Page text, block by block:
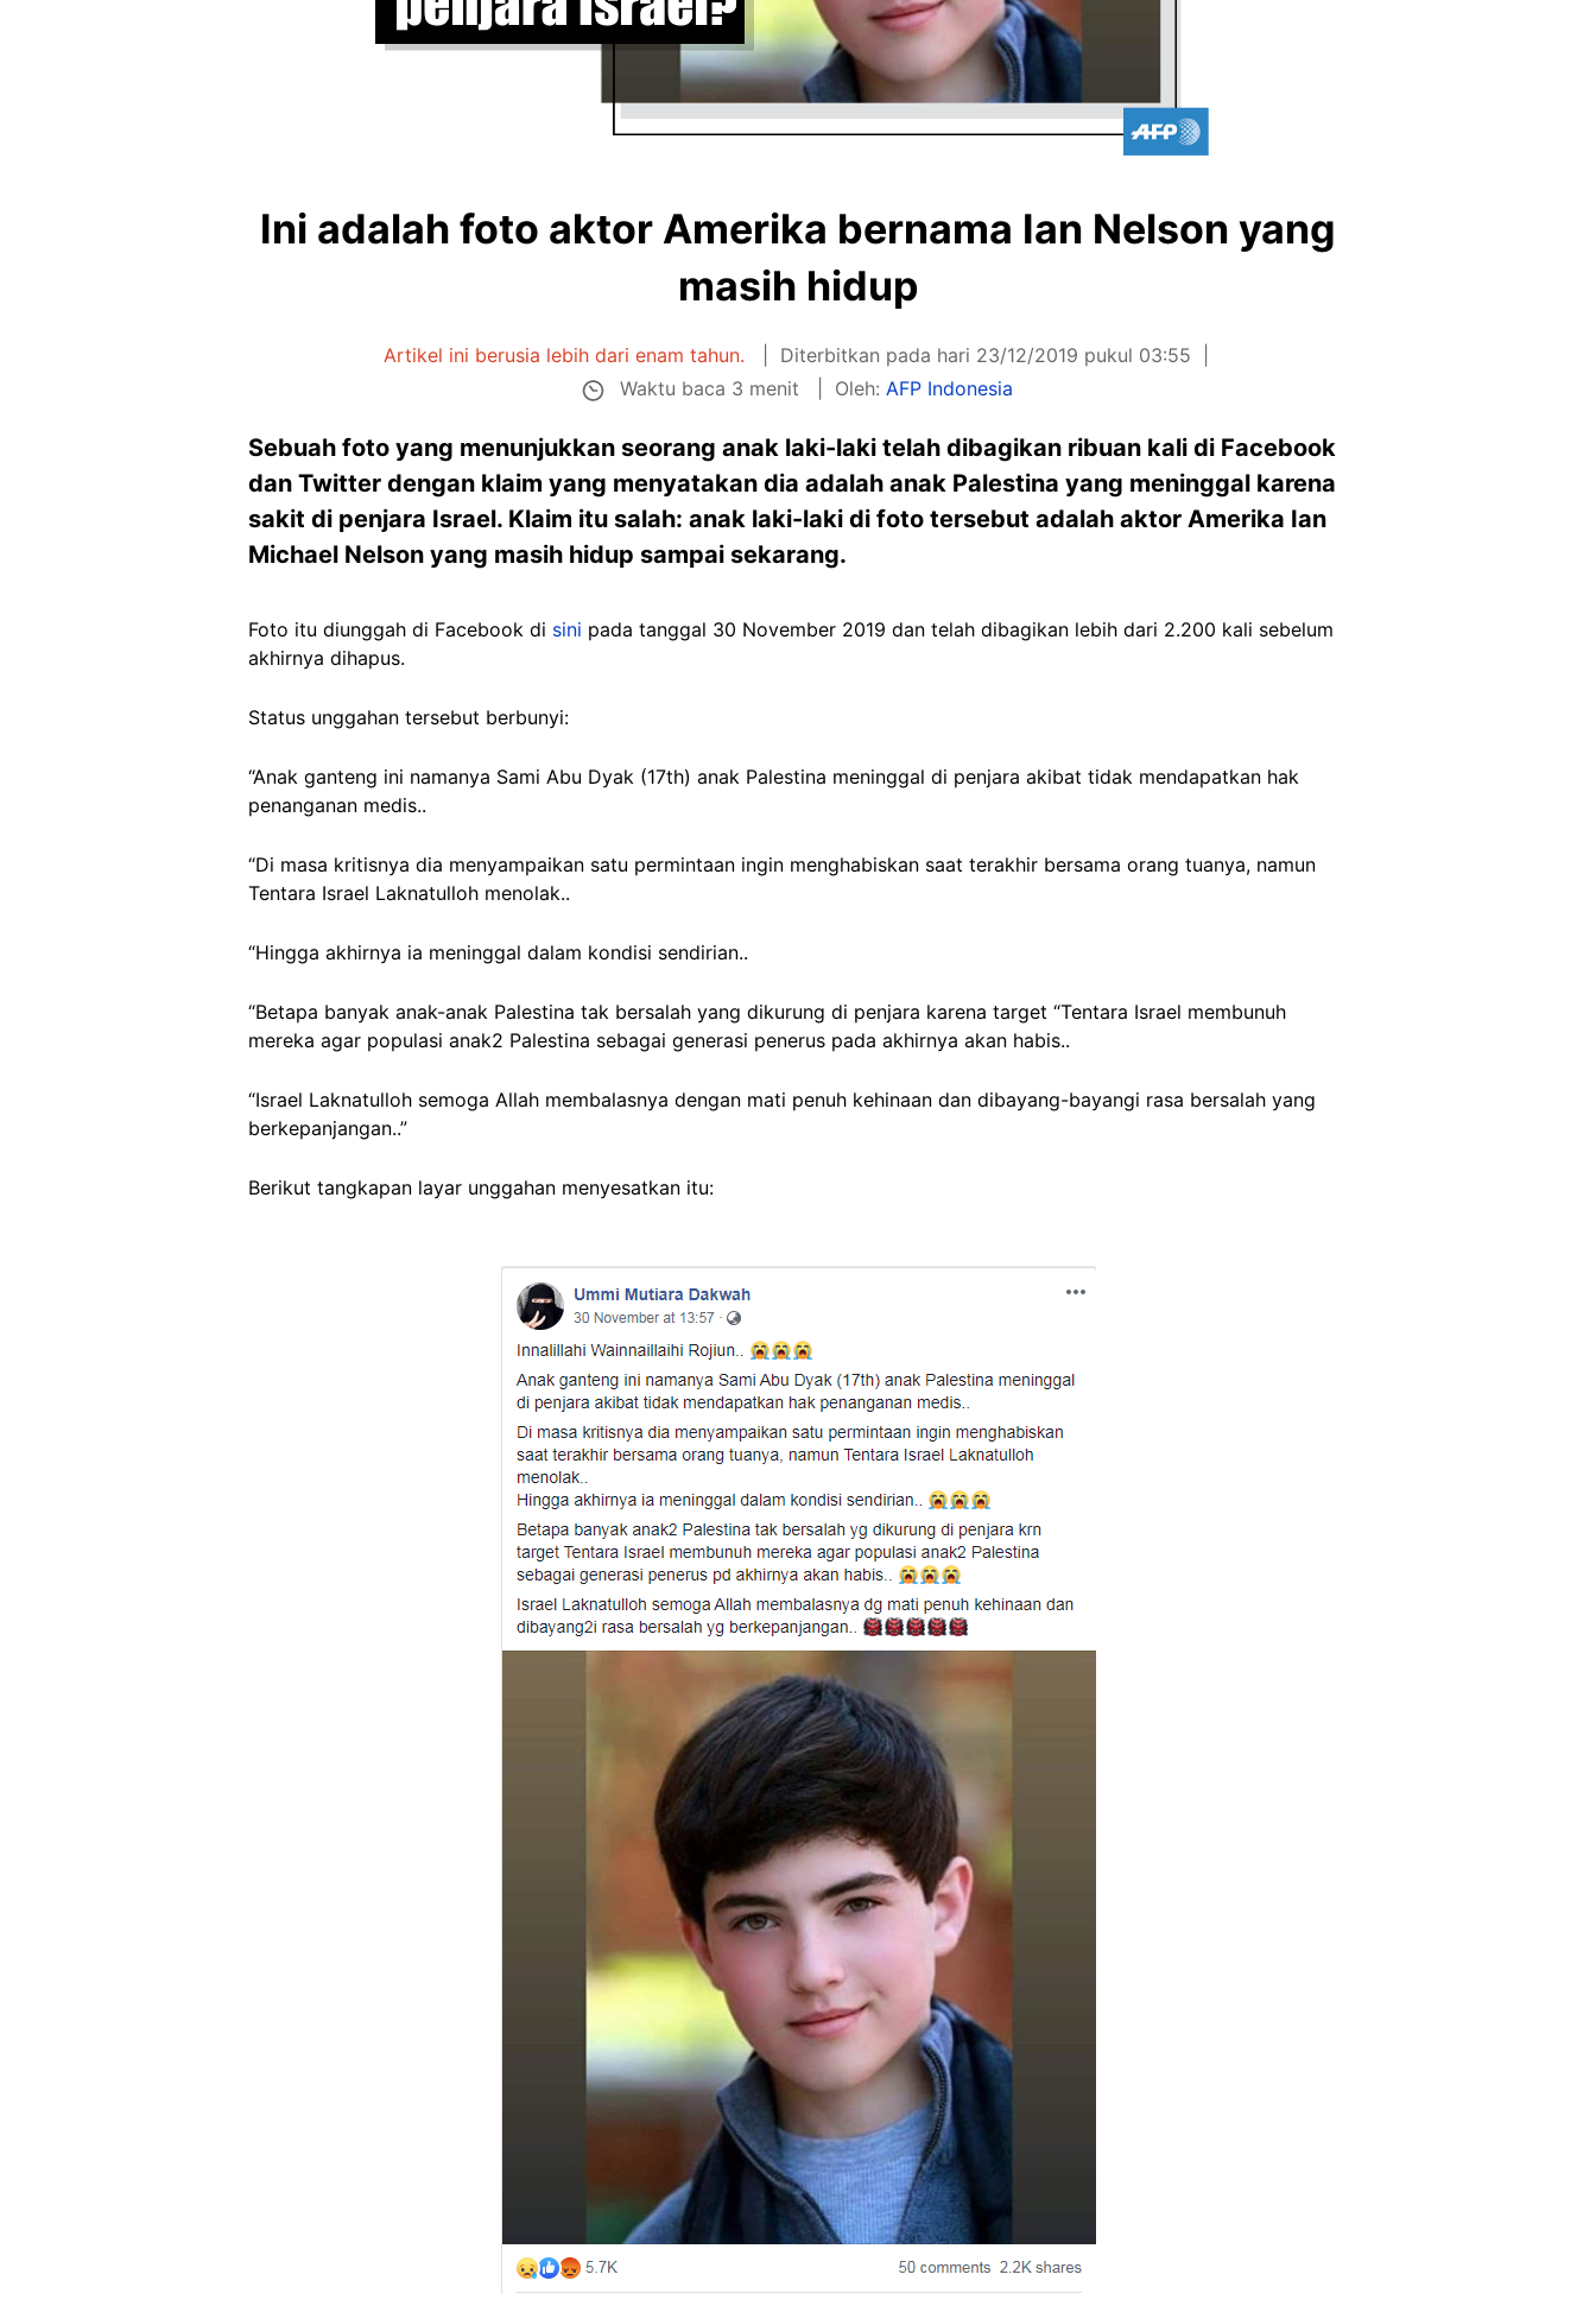
Ini adalah foto aktor Amerika bernama Ian Nelson yang
masih hidup
Artikel ini berusia lebih dari enam tahun.
Diterbitkan pada hari 23/12/2019 pukul 03:55
Waktu baca 3 menit
Oleh:AFP Indonesia
Sebuah foto yang menunjukkan seorang anak laki-laki telah dibagikan ribuan kali di Facebook
dan Twitter dengan klaim yang menyatakan dia adalah anak Palestina yang meninggal karena
sakit di penjara Israel. Klaim itu salah: anak laki-laki di foto tersebut adalah aktor Amerika Ian
Michael Nelson yang masih hidup sampai sekarang.
Foto itu diunggah di Facebook di sini pada tanggal 30 November 2019 dan telah dibagikan lebih dari 2.200 kali sebelum
akhirnya dihapus.
Status unggahan tersebut berbunyi:
“Anak ganteng ini namanya Sami Abu Dyak (17th) anak Palestina meninggal di penjara akibat tidak mendapatkan hak
penanganan medis..
“Di masa kritisnya dia menyampaikan satu permintaan ingin menghabiskan saat terakhir bersama orang tuanya, namun
Tentara Israel Laknatulloh menolak..
“Hingga akhirnya ia meninggal dalam kondisi sendirian..
“Betapa banyak anak-anak Palestina tak bersalah yang dikurung di penjara karena target “Tentara Israel membunuh
mereka agar populasi anak2 Palestina sebagai generasi penerus pada akhirnya akan habis..
“Israel Laknatulloh semoga Allah membalasnya dengan mati penuh kehinaan dan dibayang-bayangi rasa bersalah yang
berkepanjangan..”
Berikut tangkapan layar unggahan menyesatkan itu: